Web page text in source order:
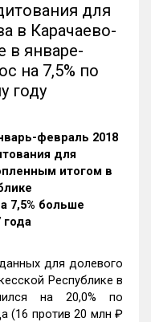
для
в Карачаево-
в январе-
на 7,5% по
году
февраль 2018
для
итогом в
7,5% больше
года
для долевого
Республике в
на 20,0% по
(16 против 20 млн ₽